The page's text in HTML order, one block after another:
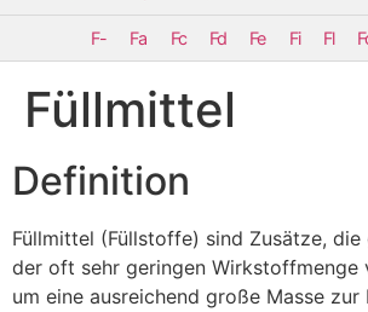
F- Fa Fc Fd Fe Fi Fl
Füllmittel
Definition
Füllmittel (Füllstoffe) sind Zusätze, die
der oft sehr geringen Wirkstoffmenge
um eine ausreichend große Masse